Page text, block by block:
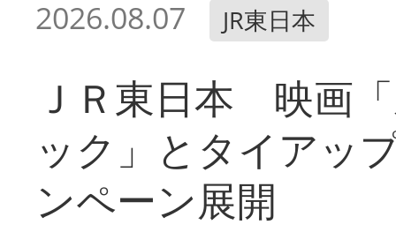
2026.08.07 JR東日本
ＪＲ東日本 映画
ック」とタイアッ
ンペーン展開